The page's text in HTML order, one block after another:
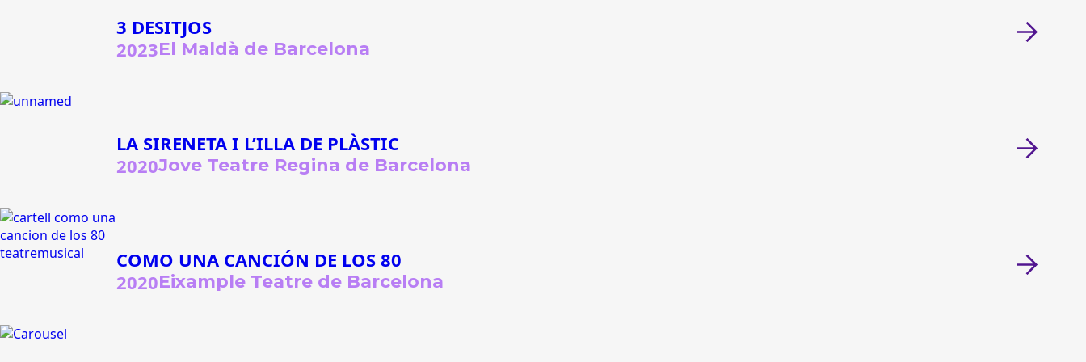
3 DESITJOS
2023El Maldà de Barcelona
LA SIRENETA I L’ILLA DE PLÀSTIC
2020Jove Teatre Regina de Barcelona
COMO UNA CANCIÓN DE LOS 80
2020Eixample Teatre de Barcelona